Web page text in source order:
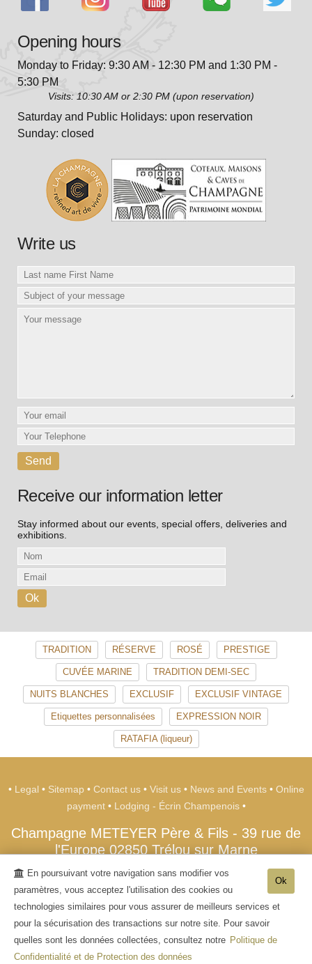
Opening hours
Monday to Friday: 9:30 AM - 12:30 PM and 1:30 PM -
5:30 PM
Visits: 10:30 AM or 2:30 PM (upon reservation)
Saturday and Public Holidays: upon reservation
Sunday: closed
Write us
Receive our information letter
Stay informed about our events, special offers, deliveries and
exhibitions.
TRADITION RÉSERVE ROSÉ PRESTIGE
CUVÉE MARINE TRADITION DEMI-SEC
NUITS BLANCHES EXCLUSIF EXCLUSIF VINTAGE
Etiquettes personnalisées EXPRESSION NOIR
RATAFIA (liqueur)
• Legal • Sitemap • Contact us • Visit us • News and Events • Online
payment • Lodging - Écrin Champenois •
Champagne METEYER Père & Fils - 39 rue de
l'Europe 02850 Trélou sur Marne
- Alcohol abuse is dangerous for health, consume in moderation. The sale of
alcohol to minors under the age of 18 is prohibited -
© 2003-2026 Champagne METEYER Père & Fils -Réalisation enovanet-
eChampagne - 3 visiteurs connectés.
Ok
En poursuivant votre navigation sans modifier vos
paramètres, vous acceptez l'utilisation des cookies ou
technologies similaires pour vous assurer de meilleurs services et
pour la sécurisation des transactions sur notre site. Pour savoir
quelles sont les données collectées, consultez notre Politique de
Confidentialité et de Protection des données